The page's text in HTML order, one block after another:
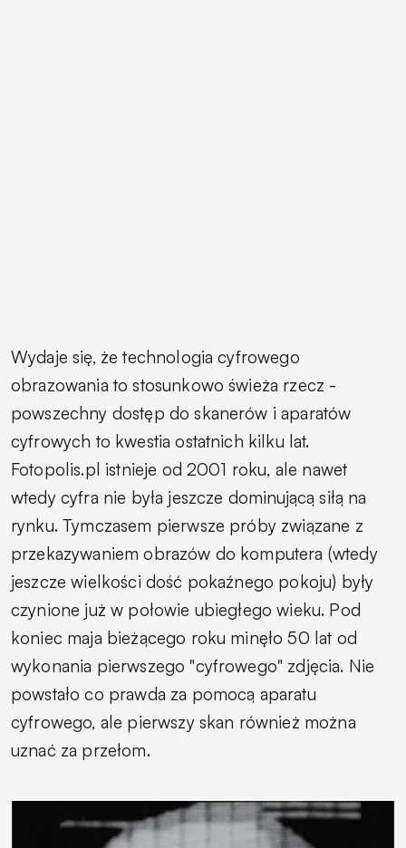
Wydaje się, że technologia cyfrowego
obrazowania to stosunkowo świeża rzecz -
powszechny dostęp do skanerów i aparatów
cyfrowych to kwestia ostatnich kilku lat.
Fotopolis.pl istnieje od 2001 roku, ale nawet
wtedy cyfra nie była jeszcze dominującą siłą na
rynku. Tymczasem pierwsze próby związane z
przekazywaniem obrazów do komputera (wtedy
jeszcze wielkości dość pokaźnego pokoju) były
czynione już w połowie ubiegłego wieku. Pod
koniec maja bieżącego roku minęło 50 lat od
wykonania pierwszego "cyfrowego" zdjęcia. Nie
powstało co prawda za pomocą aparatu
cyfrowego, ale pierwszy skan również można
uznać za przełom.